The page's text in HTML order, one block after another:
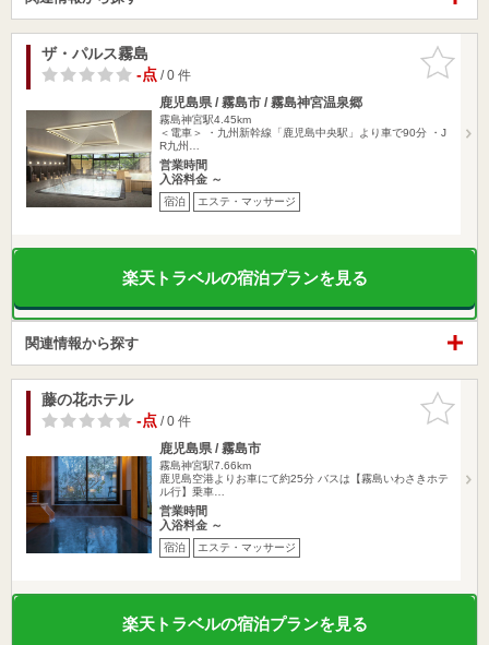
お気に入
りに追加
ザ・パルス霧島
-点/ 0 件
鹿児島県 / 霧島市 / 霧島神宮温泉郷
霧島神宮駅4.45km
＜電車＞ ・九州新幹線「鹿児島中央駅」より車で90分 ・J
R九州…
営業時間
入浴料金 ～
宿泊 エステ・マッサージ
楽天トラベルの宿泊プランを見る
関連情報から探す
お気に入
りに追加
藤の花ホテル
-点/ 0 件
鹿児島県 / 霧島市
霧島神宮駅7.66km
鹿児島空港よりお車にて約25分 バスは【霧島いわさきホテ
ル行】乗車…
営業時間
入浴料金 ～
宿泊 エステ・マッサージ
楽天トラベルの宿泊プランを見る